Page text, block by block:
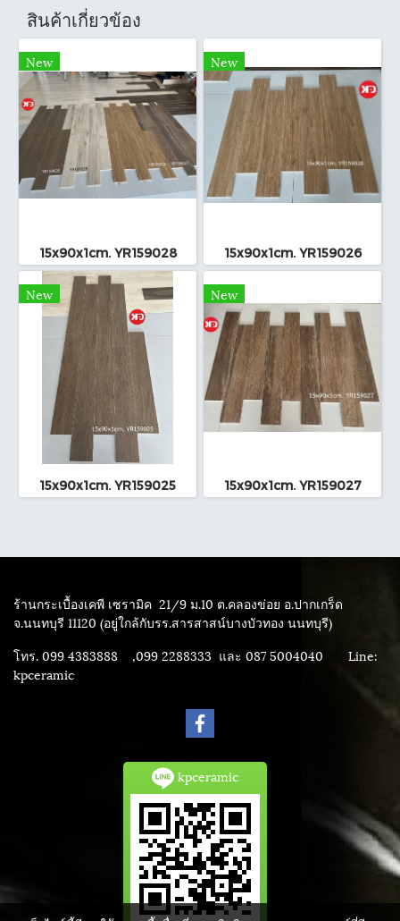
สินค้าเกี่ยวข้อง
New
15x90x1cm. YR159028
New
15x90x1cm. YR159026
New
15x90x1cm. YR159025
New
15x90x1cm. YR159027
ร้านกระเบื้องเคพี เซรามิค 21/9 ม.10 ต.คลองข่อย อ.ปากเกร็ด
จ.นนทบุรี 11120 (อยู่ใกล้กับรร.สารสาสน์บางบัวทอง นนทบุรี)
โทร. 099 4383888 ,099 2288333 และ 087 5004040 Line:
kpceramic
kpceramic